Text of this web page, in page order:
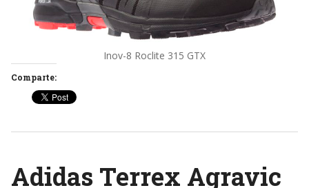
Inov-8 Roclite 315 GTX
Comparte:
Adidas Terrex Agravic